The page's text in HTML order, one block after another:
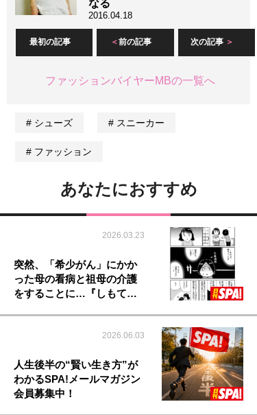
なる
2016.04.18
最初の記事 前の記事 次の記事
ファッションバイヤーMBの一覧へ
シューズ スニーカー
ファッション
あなたにおすすめ
2026.03.23
突然、「希少がん」にかか
った母の看病と祖母の介護
をすることに…『しもて…
2026.06.03
人生後半の“賢い生き方”が
わかるSPA!メールマガジン
会員募集中！